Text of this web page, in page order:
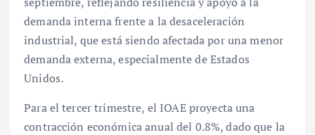
demanda interna frente a la desaceleración
industrial, que está siendo afectada por una menor
demanda externa, especialmente de Estados
Unidos.
Para el tercer trimestre, el IOAE proyecta una
contracción económica anual del 0.8%, dado que la